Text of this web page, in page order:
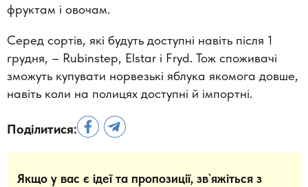
фруктам і овочам.
Серед сортів, які будуть доступні навіть після 1
грудня, – Rubinstep, Elstar і Fryd. Тож споживачі
зможуть купувати норвезькі яблука якомога довше,
навіть коли на полицях доступні й імпортні.
Поділитися:
Якщо у вас є ідеї та пропозиції, зв`яжіться з